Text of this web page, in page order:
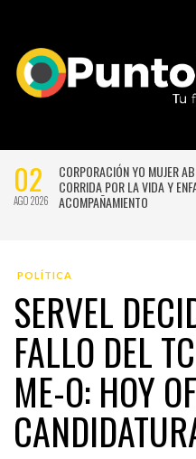
02
AGO 2026
CORPORACIÓN YO MUJER
CORRIDA POR LA VIDA Y
ACOMPAÑAMIENTO
POLÍTICA
SERVEL
FALLO DEL
ME-O: HOY